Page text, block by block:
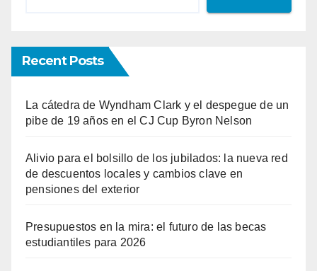
Recent Posts
La cátedra de Wyndham Clark y el despegue de un
pibe de 19 años en el CJ Cup Byron Nelson
Alivio para el bolsillo de los jubilados: la nueva red
de descuentos locales y cambios clave en
pensiones del exterior
Presupuestos en la mira: el futuro de las becas
estudiantiles para 2026